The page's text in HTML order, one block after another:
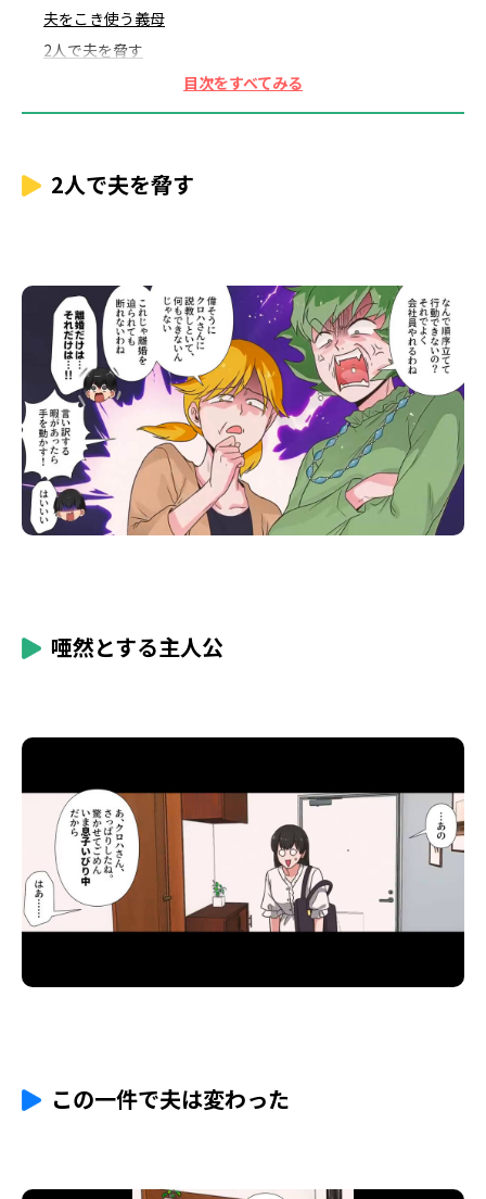
夫をこき使う義母
2人で夫を脅す
この一件で夫は変わった
2人がいないとまだまだ…
2人で夫を脅す
唖然とする主人公
この一件で夫は変わった